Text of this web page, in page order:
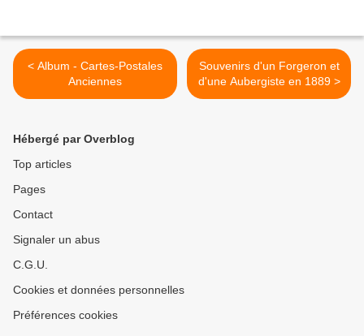
< Album - Cartes-Postales
Anciennes
Souvenirs d'un Forgeron et
d'une Aubergiste en 1889 >
Hébergé par Overblog
Top articles
Pages
Contact
Signaler un abus
C.G.U.
Cookies et données personnelles
Préférences cookies